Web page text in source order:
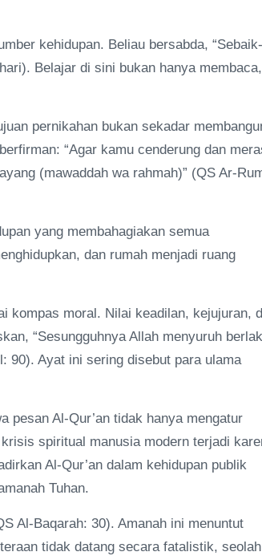
kehidupan. Beliau bersabda, “Sebaik-
Belajar di sini bukan hanya membaca,
pernikahan bukan sekadar
“Agar kamu cenderung dan
(mawaddah wa rahmah)” (QS Ar-
yang membahagiakan semua
dan rumah menjadi ruang
kompas moral. Nilai keadilan, kejujuran,
“Sesungguhnya Allah menyuruh
90). Ayat ini sering disebut para ulama
pesan Al-Qur’an tidak hanya mengatur
spiritual manusia modern terjadi
Al-Qur’an dalam kehidupan publik
Tuhan.
Al-Baqarah: 30). Amanah ini menuntut
tidak datang secara fatalistik, seolah